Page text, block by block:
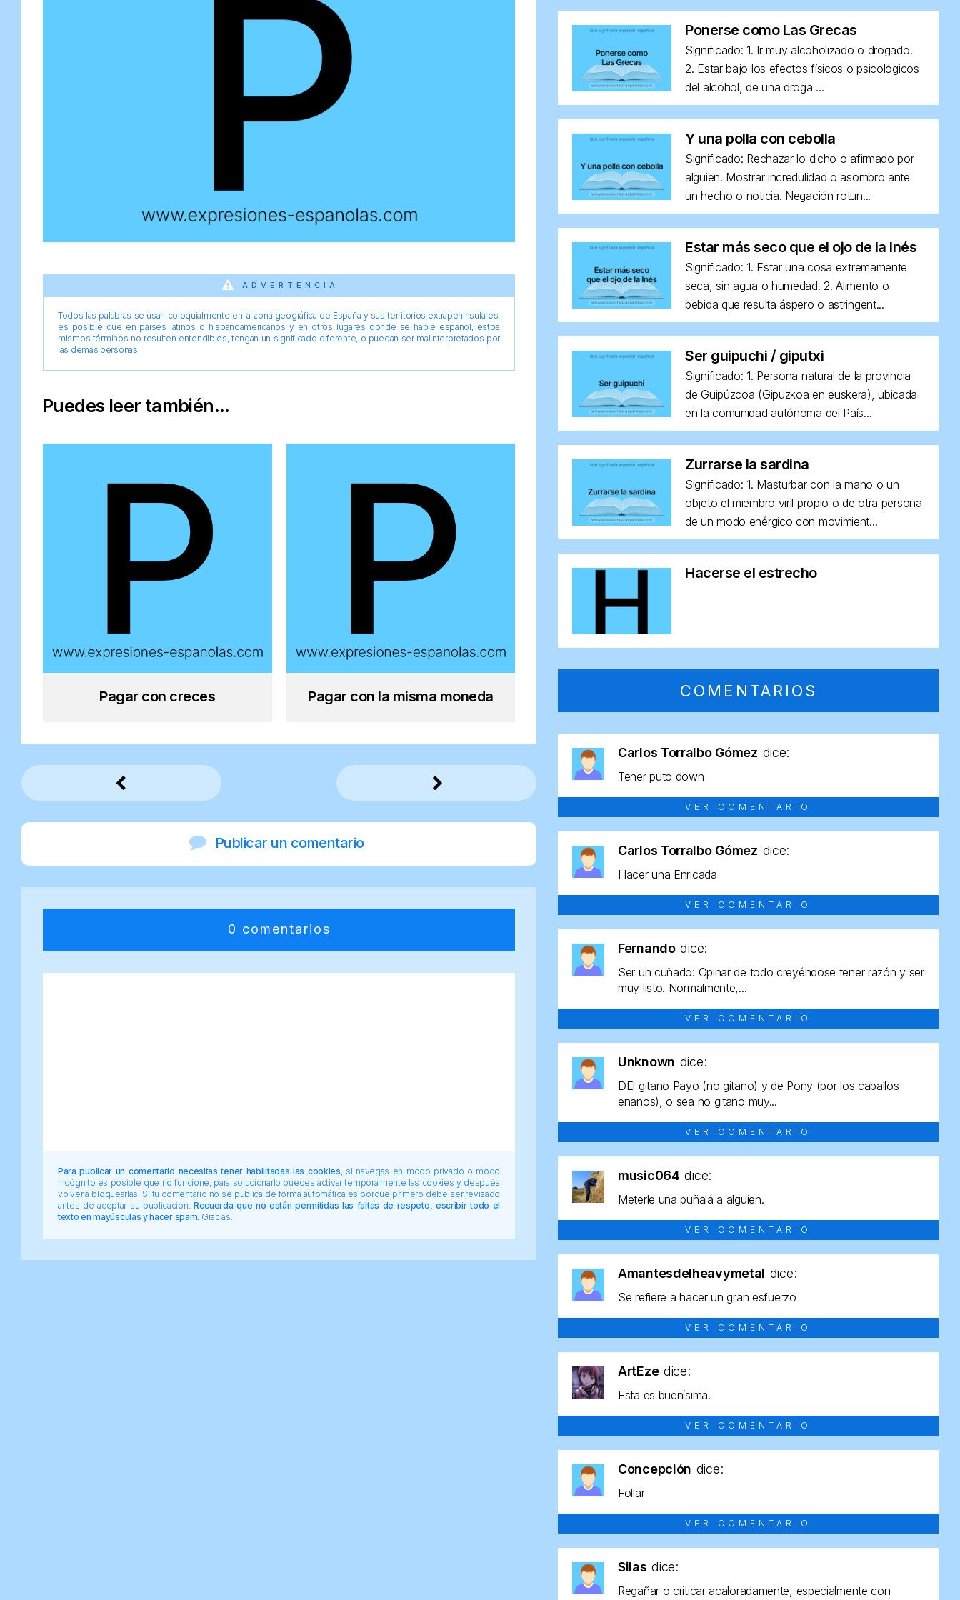
ADVERTENCIA
Todos las palabras se usan coloquialmente en la zona geográfica de España y sus territorios extrapeninsulares,
es posible que en países latinos o hispanoamericanos y en otros lugares donde se hable español, estos
mismos términos no resulten entendibles, tengan un significado diferente, o puedan ser malinterpretados por
las demás personas
Puedes leer también...
Pagar con creces Pagar con la misma moneda
Publicar un comentario
0 comentarios
Para publicar un comentario necesitas tener habilitadas las cookies , si navegas en modo privado o modo
incógnito es posible que no funcione, para solucionarlo puedes activar temporalmente las cookies y después
volver a bloquearlas. Si tu comentario no se publica de forma automática es porque primero debe ser revisado
antes de aceptar su publicación. Recuerda que no están permitidas las faltas de respeto, escribir todo el
texto en mayúsculas y hacer spam. Gracias.
Ponerse como Las Grecas
Significado: 1. Ir muy alcoholizado o drogado.
2. Estar bajo los efectos físicos o psicológicos
del alcohol, de una droga ...
Y una polla con cebolla
Significado: Rechazar lo dicho o afirmado por
alguien. Mostrar incredulidad o asombro ante
un hecho o noticia. Negación rotun...
Estar más seco que el ojo de la Inés
Significado: 1. Estar una cosa extremamente
seca, sin agua o humedad. 2. Alimento o
bebida que resulta áspero o astringent...
Ser guipuchi / giputxi
Significado: 1. Persona natural de la provincia
de Guipúzcoa (Gipuzkoa en euskera), ubicada
en la comunidad autónoma del País...
Zurrarse la sardina
Significado: 1. Masturbar con la mano o un
objeto el miembro viril propio o de otra persona
de un modo enérgico con movimient...
Hacerse el estrecho
COMENTARIOS
Carlos Torralbo Gómez dice:
Tener puto down
VER COMENTARIO
Carlos Torralbo Gómez dice:
Hacer una Enricada
VER COMENTARIO
Fernando dice:
Ser un cuñado: Opinar de todo creyéndose tener razón y ser
muy listo. Normalmente,...
VER COMENTARIO
Unknown dice:
DEl gitano Payo (no gitano) y de Pony (por los caballos
enanos), o sea no gitano muy...
VER COMENTARIO
music064 dice:
Meterle una puñalá a alguien.
VER COMENTARIO
Amantesdelheavymetal dice:
Se refiere a hacer un gran esfuerzo
VER COMENTARIO
ArtEze dice:
Esta es buenísima.
VER COMENTARIO
Concepción dice:
Follar
VER COMENTARIO
Silas dice:
Regañar o criticar acaloradamente, especialmente con